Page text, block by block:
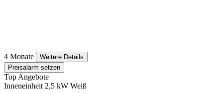
4 Monate
Weitere Details
Preisalarm setzen
Top Angebote
Inneneinheit 2,5 kW Weiß